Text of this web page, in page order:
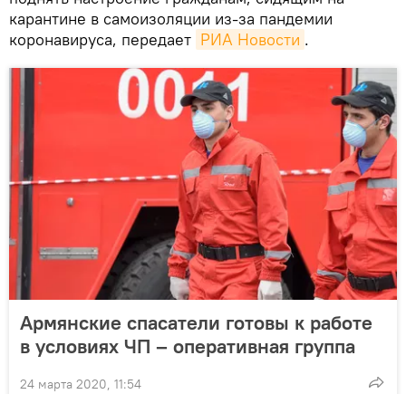
карантине в самоизоляции из-за пандемии
коронавируса, передает РИА Новости .
Армянские спасатели готовы к работе
в условиях ЧП – оперативная группа
24 марта 2020, 11:54